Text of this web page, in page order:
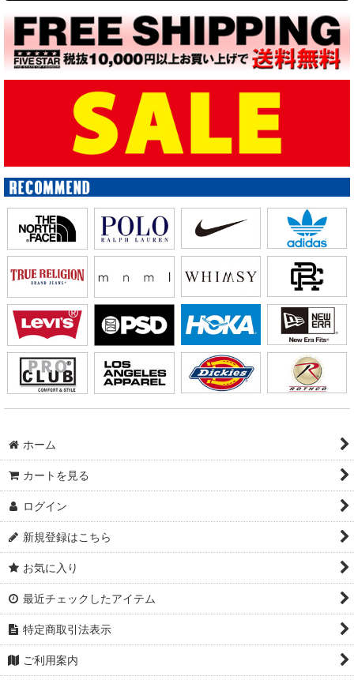
ホーム
カートを見る
ログイン
新規登録はこちら
お気に入り
最近チェックしたアイテム
特定商取引法表示
ご利用案内